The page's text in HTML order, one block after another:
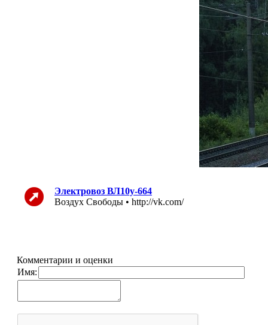
Электровоз ВЛ10у-664
Воздух Свободы • http://vk.com/
Комментарии и оценки
Имя: